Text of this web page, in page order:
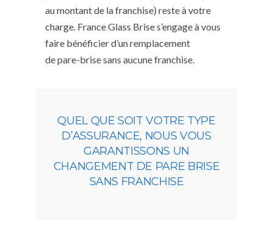
au montant de la franchise) reste à votre
charge. France Glass Brise s’engage à vous
faire bénéficier d’un remplacement
de pare-brise sans aucune franchise.
QUEL QUE SOIT VOTRE TYPE
D’ASSURANCE, NOUS VOUS
GARANTISSONS UN
CHANGEMENT DE PARE BRISE
SANS FRANCHISE